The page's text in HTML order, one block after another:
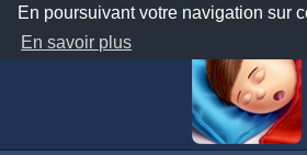
En poursuivant votre navigation sur
En savoir plus